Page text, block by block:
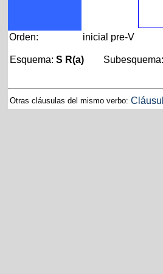
Orden: inicial pre-V
Esquema: S R(a)
Otras cláusulas del mismo verbo: